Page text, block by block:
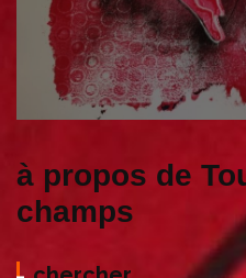
à propos de
champs